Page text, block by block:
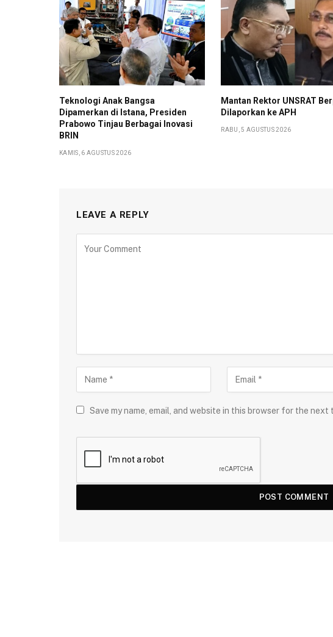
Teknologi Anak Bangsa
Dipamerkan di Istana, Presiden
Prabowo Tinjau Berbagai Inovasi
BRIN
KAMIS, 6 AGUSTUS 2026
Mantan Rektor UNSRAT
Dilaporkan ke APH
RABU, 5 AGUSTUS 2026
LEAVE A REPLY
Save my name, email, and website in this browser for the next